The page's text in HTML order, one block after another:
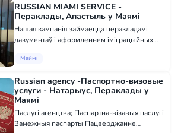
альбо раней; — па...
RUSSIAN MIAMI SERVICE -
Пераклады, Апастыль у Маямі
Нашая кампанія займаецца перакладамі
дакументаў і аформленнем іміграцыйных
Украінскі, Грузінскі, Іспанскі і Англійскі. Афіс
Маймі
Russian agency -Паспортно-визовые
услуги - Натарыус, Пераклады у
Маямі
Паслугі агенцтва; Паспартна-візавыя паслугі
Замежныя паспарты Пацверджанне